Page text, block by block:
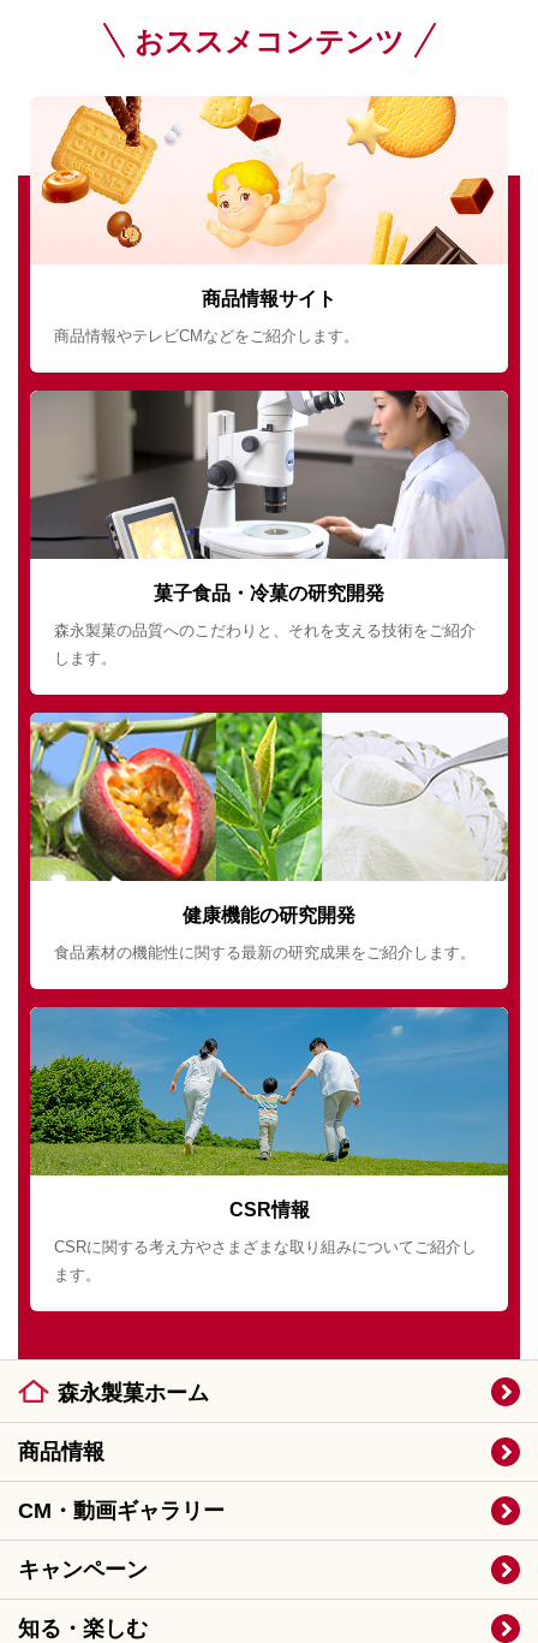
おススメコンテンツ
商品情報サイト
商品情報やテレビCMなどをご紹介します。
菓子食品・冷菓の研究開発
森永製菓の品質へのこだわりと、それを支える技術をご紹介
します。
健康機能の研究開発
食品素材の機能性に関する最新の研究成果をご紹介します。
CSR情報
CSRに関する考え方やさまざまな取り組みについてご紹介し
ます。
森永製菓ホーム
商品情報
CM・動画ギャラリー
キャンペーン
知る・楽しむ